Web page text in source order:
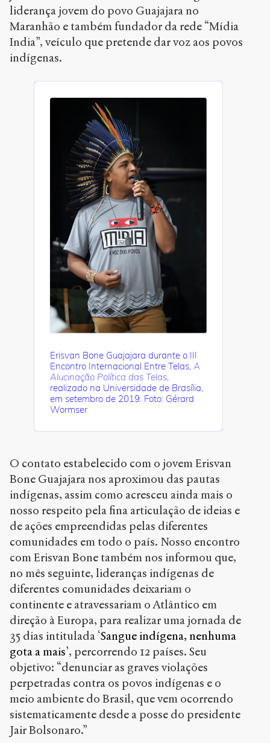
liderança jovem do povo Guajajara no
Maranhão e também fundador da rede “Mídia
India”, veículo que pretende dar voz aos povos
indígenas.
Erisvan Bone Guajajara durante o III
Encontro Internacional Entre Telas, A
Alucinação Política das Telas,
realizado na Universidade de Brasília,
em setembro de 2019. Foto: Gérard
Wormser
O contato estabelecido com o jovem Erisvan
Bone Guajajara nos aproximou das pautas
indígenas, assim como acresceu ainda mais o
nosso respeito pela fina articulação de ideias e
de ações empreendidas pelas diferentes
comunidades em todo o país. Nosso encontro
com Erisvan Bone também nos informou que,
no mês seguinte, lideranças indígenas de
diferentes comunidades deixariam o
continente e atravessariam o Atlântico em
direção à Europa, para realizar uma jornada de
35 dias intitulada ‘Sangue indígena, nenhuma
gota a mais’, percorrendo 12 países. Seu
objetivo: “denunciar as graves violações
perpetradas contra os povos indígenas e o
meio ambiente do Brasil, que vem ocorrendo
sistematicamente desde a posse do presidente
Jair Bolsonaro.”